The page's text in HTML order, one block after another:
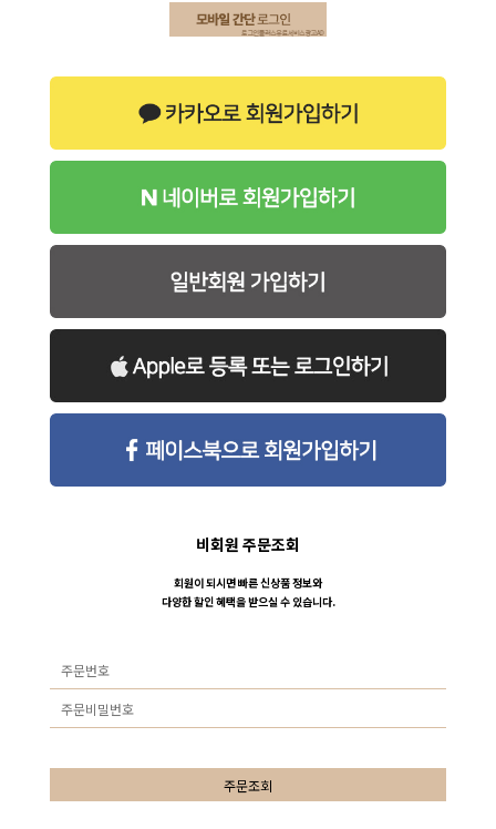
비회원 주문조회
회원이 되시면 빠른 신상품 정보와
다양한 할인 혜택을 받으실 수 있습니다.
주문조회